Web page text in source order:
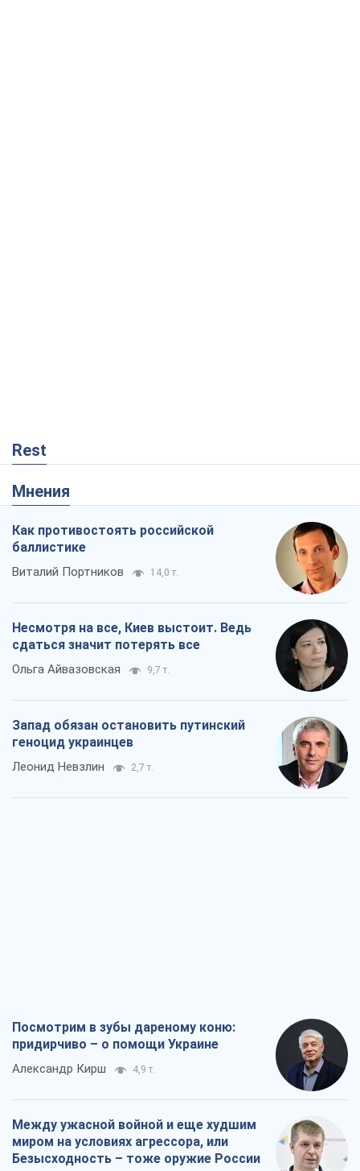
Rest
Мнения
Как противостоять российской
баллистике
Виталий Портников 14,0 т.
Несмотря на все, Киев выстоит. Ведь
сдаться значит потерять все
Ольга Айвазовская 9,7 т.
Запад обязан остановить путинский
геноцид украинцев
Леонид Невзлин 2,7 т.
Посмотрим в зубы дареному коню:
придирчиво – о помощи Украине
Александр Кирш 4,9 т.
Между ужасной войной и еще худшим
миром на условиях агрессора, или
Безысходность – тоже оружие России